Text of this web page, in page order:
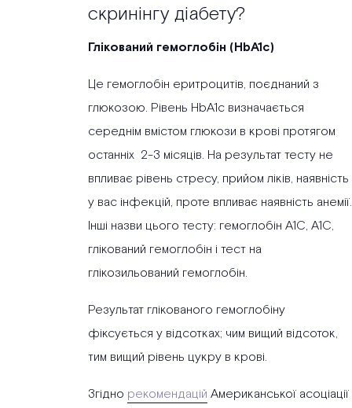
скринінгу діабету?
Глікований гемоглобін (HbA1c)
Це гемоглобін еритроцитів, поєднаний з
глюкозою. Рівень HbA1c визначається
середнім вмістом глюкози в крові протягом
останніх 2-3 місяців. На результат тесту не
впливає рівень стресу, прийом ліків, наявність
у вас інфекцій, проте впливає наявність анемії.
Інші назви цього тесту: гемоглобін А1С, А1С,
глікований гемоглобін і тест на
глікозильований гемоглобін.
Результат глікованого гемоглобіну
фіксується у відсотках; чим вищий відсоток,
тим вищий рівень цукру в крові.
Згідно рекомендацій Американської асоціації